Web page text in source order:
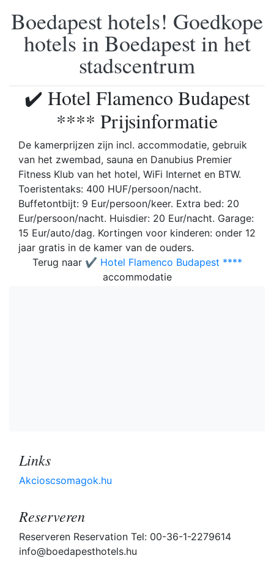
Boedapest hotels! Goedkope
hotels in Boedapest in het
stadscentrum
✔️ Hotel Flamenco Budapest
**** Prijsinformatie
De kamerprijzen zijn incl. accommodatie, gebruik
van het zwembad, sauna en Danubius Premier
Fitness Klub van het hotel, WiFi Internet en BTW.
Toeristentaks: 400 HUF/persoon/nacht.
Buffetontbijt: 9 Eur/persoon/keer. Extra bed: 20
Eur/persoon/nacht. Huisdier: 20 Eur/nacht. Garage:
15 Eur/auto/dag. Kortingen voor kinderen: onder 12
jaar gratis in de kamer van de ouders.
Terug naar ✔️ Hotel Flamenco Budapest ****
accommodatie
Links
Akcioscsomagok.hu
Reserveren
Reserveren Reservation Tel: 00-36-1-2279614
info@boedapesthotels.hu